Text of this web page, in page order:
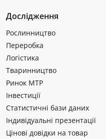
Дослідження
Рослинництво
Переробка
Логістика
Тваринництво
Ринок МТР
Інвестиції
Статистичні бази даних
Індивідуальні презентації
Цінові довідки на товар